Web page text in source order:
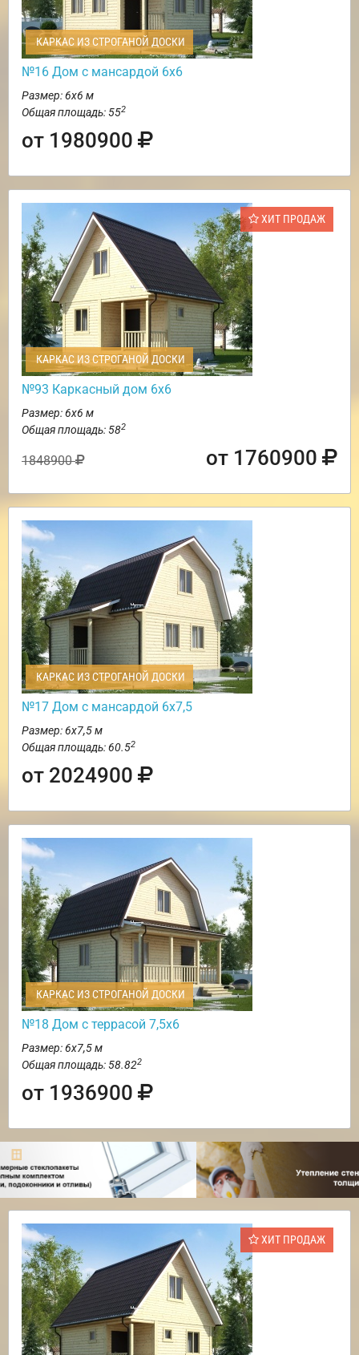
КАРКАС ИЗ СТРОГАНОЙ ДОСКИ
№16 Дом с мансардой 6х6
Размер: 6х6 м
Общая площадь: 552
от 1980900
ХИТ ПРОДАЖ
КАРКАС ИЗ СТРОГАНОЙ ДОСКИ
№93 Каркасный дом 6х6
Размер: 6х6 м
Общая площадь: 582
1848900 от 1760900
КАРКАС ИЗ СТРОГАНОЙ ДОСКИ
№17 Дом с мансардой 6х7,5
Размер: 6х7,5 м
Общая площадь: 60.52
от 2024900
КАРКАС ИЗ СТРОГАНОЙ ДОСКИ
№18 Дом с террасой 7,5х6
Размер: 6х7,5 м
Общая площадь: 58.822
от 1936900
ХИТ ПРОДАЖ